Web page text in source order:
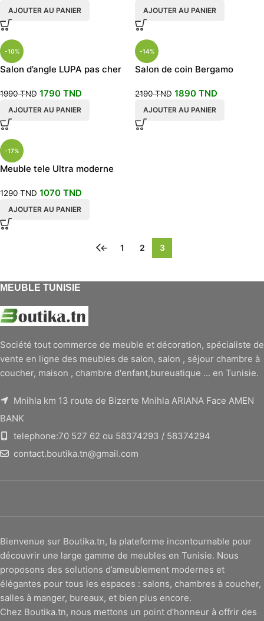
AJOUTER AU PANIER AJOUTER AU PANIER
-10%
Salon d’angle LUPA pas cher
1990TND 1790 TND
AJOUTER AU PANIER
-14%
Salon de coin Bergamo
2190TND 1890 TND
AJOUTER AU PANIER
-17%
Meuble tele Ultra moderne
1290TND 1070 TND
AJOUTER AU PANIER
← 1 2 3
MEUBLE TUNISIE
Société tout commerce de meuble et décoration, spécialiste de
vente en ligne des meubles de salon, salon , séjour chambre à
coucher, maison , chambre d'enfant,bureuatique ... en Tunisie.
Mnihla km 13 route de Bizerte Mnihla ARIANA Face AMEN
BANK
telephone:70 527 62 ou 58374293 / 58374294
contact.boutika.tn@gmail.com
Bienvenue sur Boutika.tn, la plateforme incontournable pour
découvrir une large gamme de meubles en Tunisie. Nous
proposons des solutions d’ameublement modernes et
élégantes pour tous les espaces : salons, chambres à coucher,
salles à manger, bureaux, et bien plus encore.
Chez Boutika.tn, nous mettons un point d’honneur à offrir des